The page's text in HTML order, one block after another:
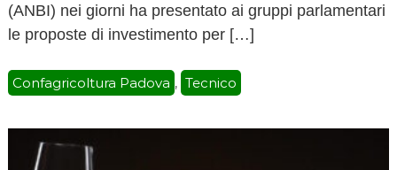
(ANBI) nei giorni ha presentato ai gruppi parlamentari
le proposte di investimento per […]
Confagricoltura Padova , Tecnico